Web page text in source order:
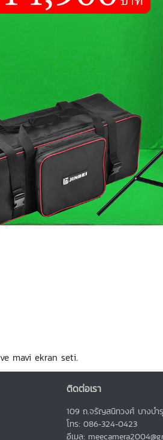
mavi ekran seti.
ติดต่อเรา
109 ถ.จรัญสนิทวงศ์ บางบ
โทร: 086-324-0423
อีเมล: